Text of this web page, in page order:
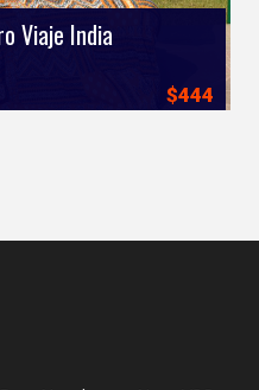
Viaje India
$444